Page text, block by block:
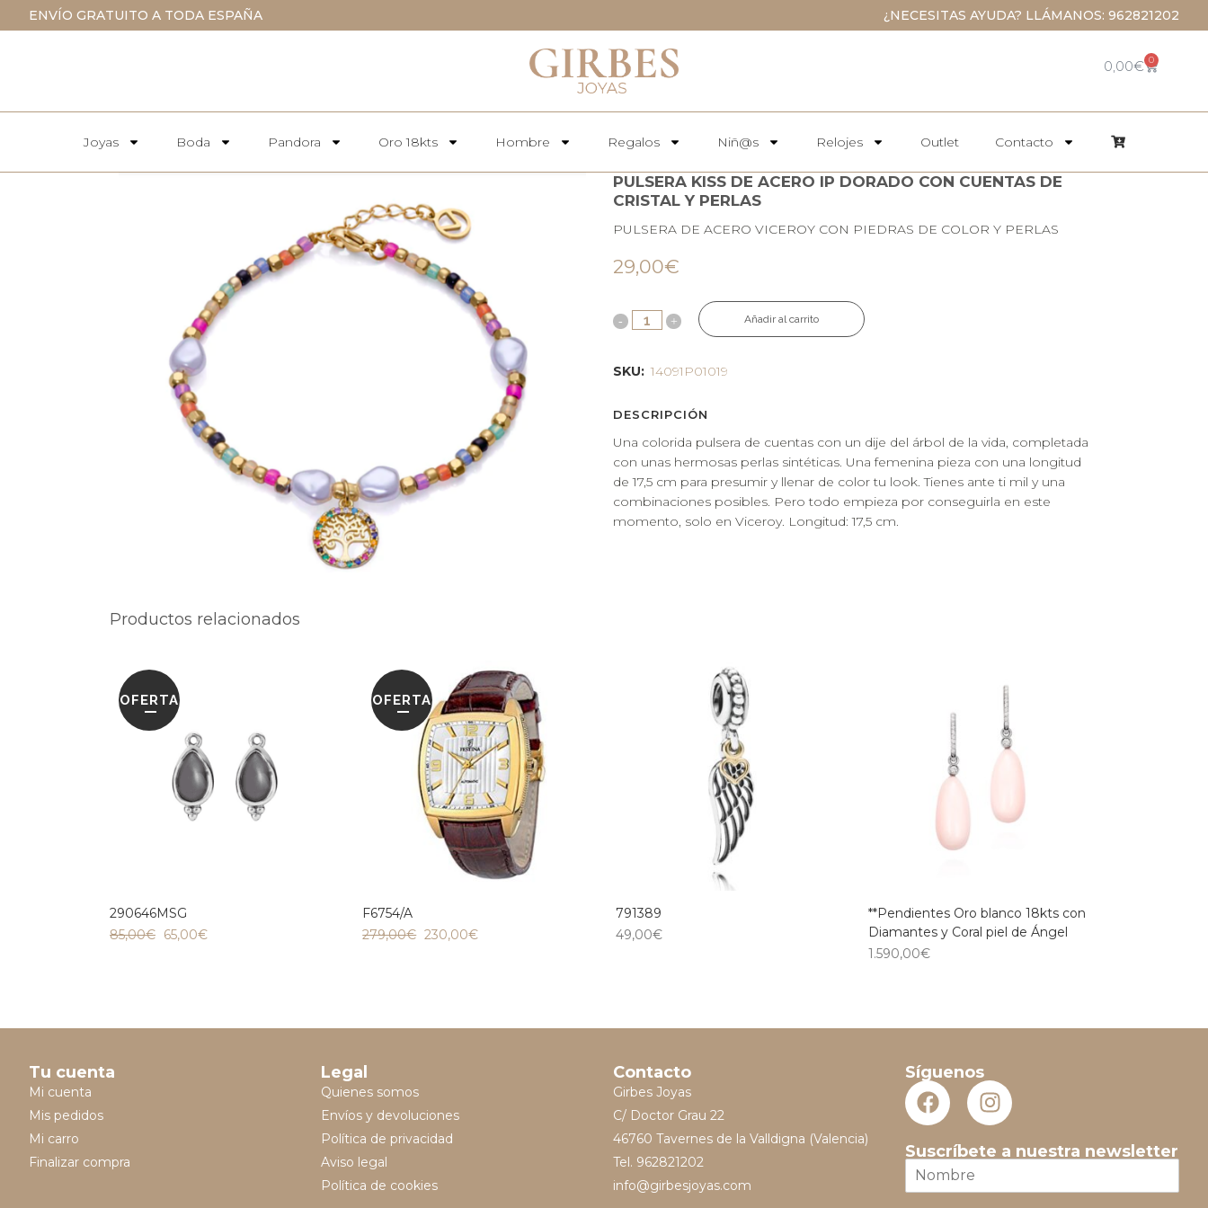
ENVÍO GRATUITO A TODA ESPAÑA ¿NECESITAS AYUDA? LLÁMANOS: 962821202
0,00€ 0
Joyas Boda Pandora Oro 18kts Hombre Regalos Niñ@s Relojes Outlet Contacto
PULSERA KISS DE ACERO IP DORADO CON CUENTAS DE
CRISTAL Y PERLAS
PULSERA DE ACERO VICEROY CON PIEDRAS DE COLOR Y PERLAS
29,00€
Añadir al carrito
SKU: 14091P01019
DESCRIPCIÓN
Una colorida pulsera de cuentas con un dije del árbol de la vida, completada
con unas hermosas perlas sintéticas. Una femenina pieza con una longitud
de 17,5 cm para presumir y llenar de color tu look. Tienes ante ti mil y una
combinaciones posibles. Pero todo empieza por conseguirla en este
momento, solo en Viceroy. Longitud: 17,5 cm.
Productos relacionados
OFERTA
290646MSG
85,00€ 65,00€
OFERTA
F6754/A
279,00€ 230,00€
791389
49,00€
**Pendientes Oro blanco 18kts con
Diamantes y Coral piel de Ángel
1.590,00€
Tu cuenta
Mi cuenta
Mis pedidos
Mi carro
Finalizar compra
Legal
Quienes somos
Envíos y devoluciones
Política de privacidad
Aviso legal
Política de cookies
Contacto
Girbes Joyas
C/ Doctor Grau 22
46760 Tavernes de la Valldigna (Valencia)
Tel. 962821202
info@girbesjoyas.com
Síguenos
Suscríbete a nuestra newsletter